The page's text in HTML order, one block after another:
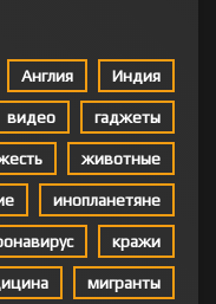
Англия Индия
видео гаджеты
животные
инопланетяне
кражи
мигранты